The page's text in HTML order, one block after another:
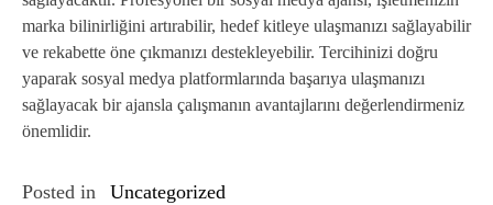
marka bilinirliğini artırabilir, hedef kitleye ulaşmanızı sağlayabilir
ve rekabette öne çıkmanızı destekleyebilir. Tercihinizi doğru
yaparak sosyal medya platformlarında başarıya ulaşmanızı
sağlayacak bir ajansla çalışmanın avantajlarını değerlendirmeniz
önemlidir.
Posted in Uncategorized